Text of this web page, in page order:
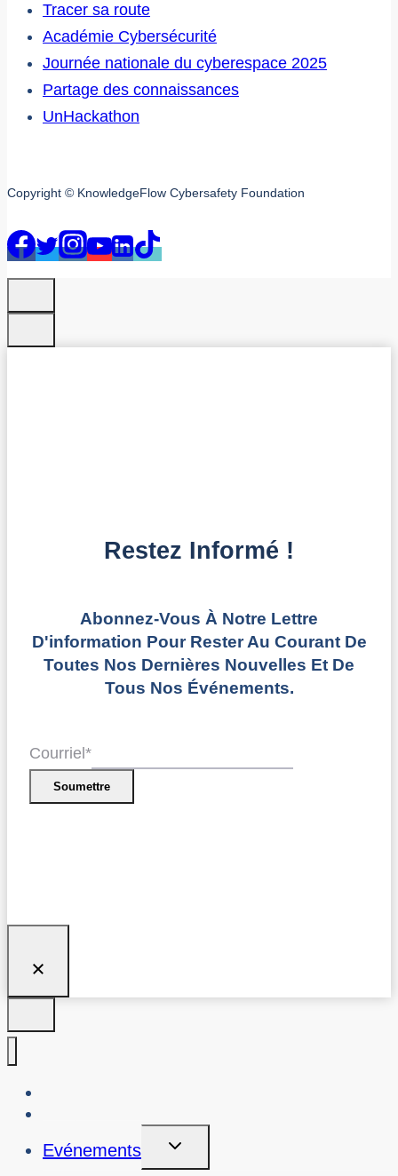
Tracer sa route
Académie Cybersécurité
Journée nationale du cyberespace 2025
Partage des connaissances
UnHackathon
Copyright © KnowledgeFlow Cybersafety Foundation
Restez Informé !
Abonnez-Vous À Notre Lettre
D'information Pour Rester Au Courant De
Toutes Nos Dernières Nouvelles Et De
Tous Nos Événements.
Courriel*
Soumettre
Evénements
Toggle
Child
Menu